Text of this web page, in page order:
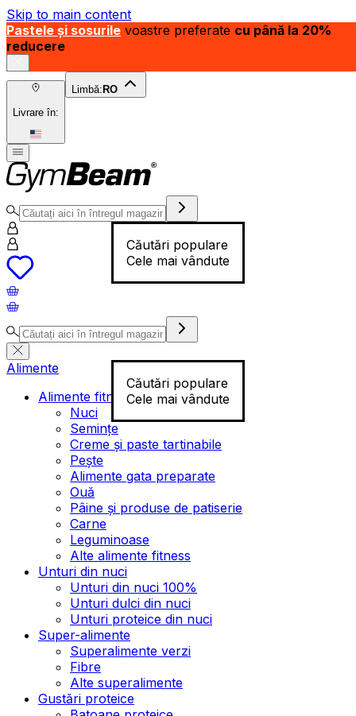
Skip to main content
Pastele și sosurile voastre preferate cu până la 20%
reducere
Livrare în:
Limbă: RO
Căutări populare
Cele mai vândute
Căutări populare
Cele mai vândute
Alimente
Alimente fitness
Nuci
Semințe
Creme și paste tartinabile
Pește
Alimente gata preparate
Ouă
Pâine și produse de patiserie
Carne
Leguminoase
Alte alimente fitness
Unturi din nuci
Unturi din nuci 100%
Unturi dulci din nuci
Unturi proteice din nuci
Super-alimente
Superalimente verzi
Fibre
Alte superalimente
Gustări proteice